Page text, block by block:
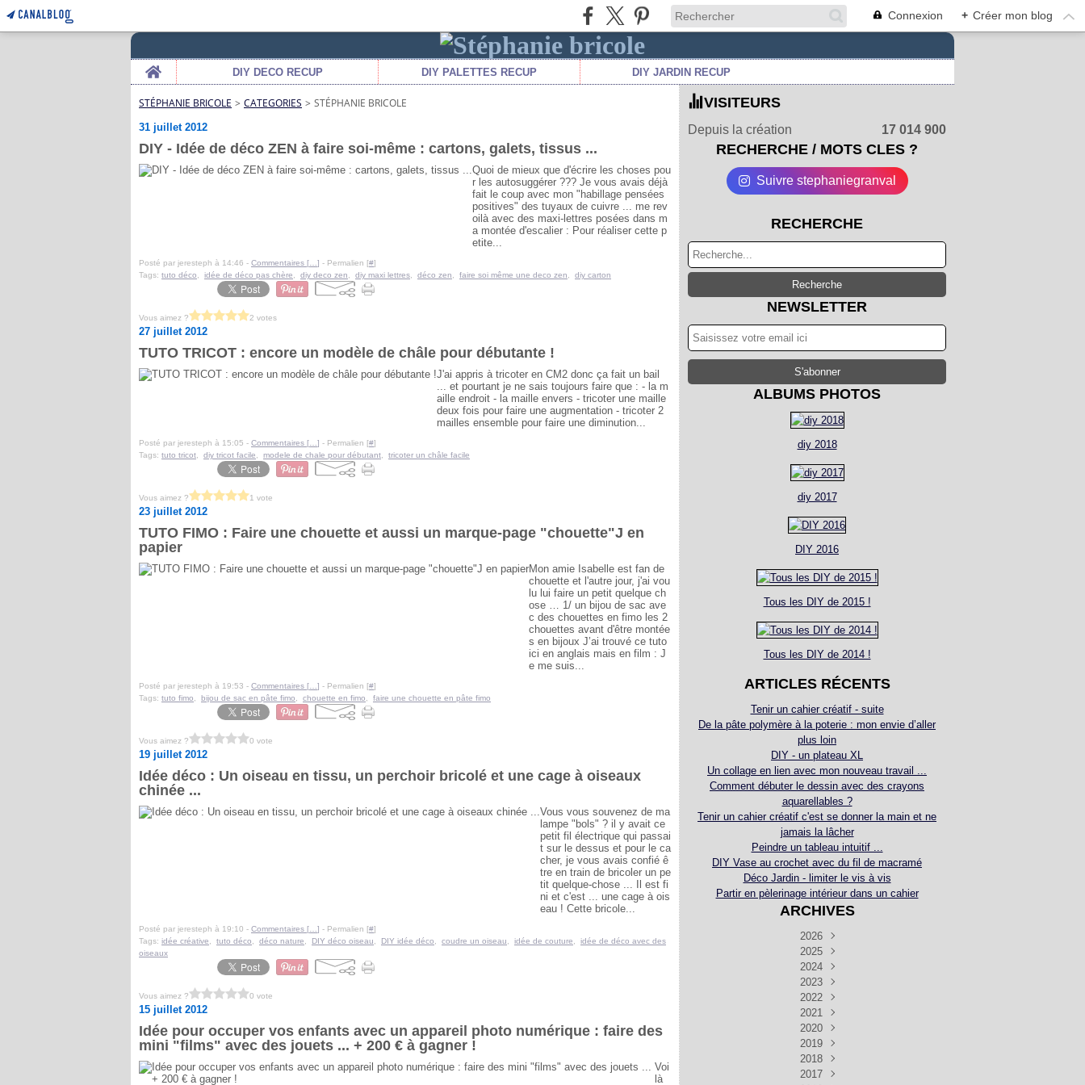
Connexion + Créer mon blog
Home
DIY DECO RECUP DIY PALETTES RECUP DIY JARDIN RECUP
STÉPHANIE BRICOLE > CATEGORIES > STÉPHANIE BRICOLE
31 juillet 2012
DIY - Idée de déco ZEN à faire soi-même : cartons, galets, tissus ...
Quoi de mieux que d'écrire les choses pou
r les autosuggérer ??? Je vous avais déjà
fait le coup avec mon "habillage pensées
positives" des tuyaux de cuivre ... me rev
oilà avec des maxi-lettres posées dans m
a montée d'escalier : Pour réaliser cette p
etite...
Posté par jeresteph à 14:46 - Commentaires [ ] - Permalien [#]
Tags: tuto déco idée de déco pas chère diy deco zen diy maxi lettres déco zen faire soi même une deco zen diy carton
Vous aimez ? 2 votes
27 juillet 2012
TUTO TRICOT : encore un modèle de châle pour débutante !
J'ai appris à tricoter en CM2 donc ça fait un bail
... et pourtant je ne sais toujours faire que : - la m
aille endroit - la maille envers - tricoter une maille
deux fois pour faire une augmentation - tricoter 2
mailles ensemble pour faire une diminution...
Posté par jeresteph à 15:05 - Commentaires [ ] - Permalien [#]
Tags: tuto tricot diy tricot facile modele de chale pour débutant tricoter un châle facile
Vous aimez ? 1 vote
23 juillet 2012
TUTO FIMO : Faire une chouette et aussi un marque-page "chouette"J en
papier
Mon amie Isabelle est fan de
chouette et l'autre jour, j'ai vou
lu lui faire un petit quelque ch
ose … 1/ un bijou de sac ave
c des chouettes en fimo les 2
chouettes avant d'être montée
s en bijoux J’ai trouvé ce tuto
ici en anglais mais en film : J
e me suis...
Posté par jeresteph à 19:53 - Commentaires [ ] - Permalien [#]
Tags: tuto fimo bijou de sac en pâte fimo chouette en fimo faire une chouette en pâte fimo
Vous aimez ? 0 vote
19 juillet 2012
Idée déco : Un oiseau en tissu, un perchoir bricolé et une cage à oiseaux
chinée ...
Vous vous souvenez de ma
lampe "bols" ? il y avait ce
petit fil électrique qui passai
t sur le dessus et pour le ca
cher, je vous avais confié ê
tre en train de bricoler un pe
tit quelque-chose ... Il est fi
ni et c'est ... une cage à ois
eau ! Cette bricole...
Posté par jeresteph à 19:10 - Commentaires [ ] - Permalien [#]
Tags: idée créative tuto déco déco nature DIY déco oiseau DIY idée déco coudre un oiseau idée de couture
idée de déco avec des
oiseaux
Vous aimez ? 0 vote
15 juillet 2012
Idée pour occuper vos enfants avec un appareil photo numérique : faire des
mini "films" avec des jouets ... + 200 € à gagner !
Voi
là
VISITEURS
Depuis la création 17 014 900
RECHERCHE / MOTS CLES ?
Suivre stephaniegranval
RECHERCHE
NEWSLETTER
ALBUMS PHOTOS
diy 2018
diy 2017
DIY 2016
Tous les DIY de 2015 !
Tous les DIY de 2014 !
ARTICLES RÉCENTS
Tenir un cahier créatif - suite
De la pâte polymère à la poterie : mon envie d’aller
plus loin
DIY - un plateau XL
Un collage en lien avec mon nouveau travail ...
Comment débuter le dessin avec des crayons
aquarellables ?
Tenir un cahier créatif c'est se donner la main et ne
jamais la lâcher
Peindre un tableau intuitif ...
DIY Vase au crochet avec du fil de macramé
Déco Jardin - limiter le vis à vis
Partir en pèlerinage intérieur dans un cahier
ARCHIVES
2026
Juillet(5)
Juin
(4)
Mai
(3)
Avril
(3)
Mars
(3)
Janvier(1)
2025
Décembre
Novembre
Octobre
Septembre
Août
(1)
Juillet(2)
Juin
(1)
Mai
(1)
2024
Décembre
Novembre
Octobre
Septembre
Août
(2)
Juillet(4)
Juin
(4)
2023
Décembre
Novembre
Octobre
Septembre
Août
(2)
Juillet(1)
2022
Décembre
Novembre
Octobre
Septembre
Août
(4)
2021
Décembre
Novembre
Septembre
Août
(2)
2020
Décembre
Novembre
Octobre
2019
Décembre
Novembre
2018
Décembre
2017